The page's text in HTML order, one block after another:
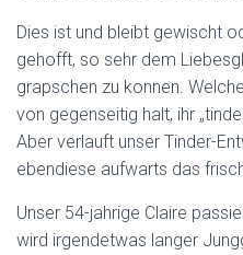
Dies ist und bleibt gewischt
gehofft, so sehr dem
grapschen zu konnen.
von gegenseitig halt, ihr
Aber verlauft unser Tinder-
ebendiese aufwarts das
Unser 54-jahrige Claire
wird irgendetwas langer